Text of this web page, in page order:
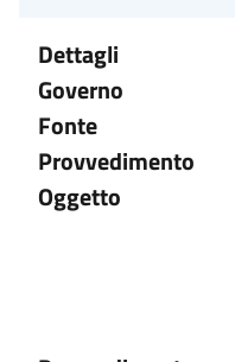
Dettagli
Governo
Fonte
Provvedimento
Oggetto